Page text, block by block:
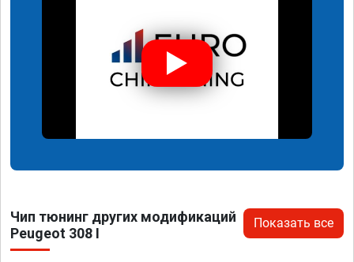
Чип тюнинг других модификаций
Peugeot 308 I
Показать все